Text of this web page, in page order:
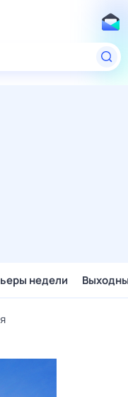
недели